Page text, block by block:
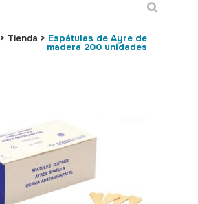
c
> Tienda > Espátulas de Ayre de
madera 200 unidades